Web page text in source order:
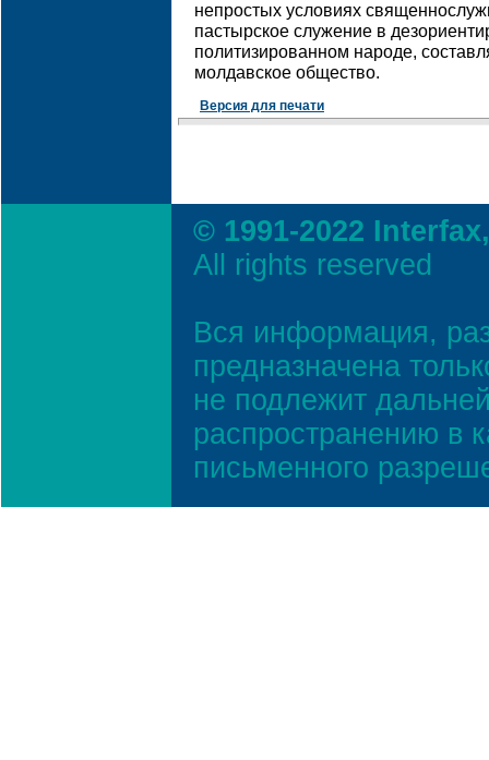
непростых условиях
пастырское служение в
политизированном народе,
молдавское общество.
Версия для печати
© 1991-2022
All rights reserved
Вся информация,
предназначена
не подлежит
распространению в
письменного